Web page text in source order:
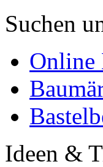
Suchen
Online
Ideen &